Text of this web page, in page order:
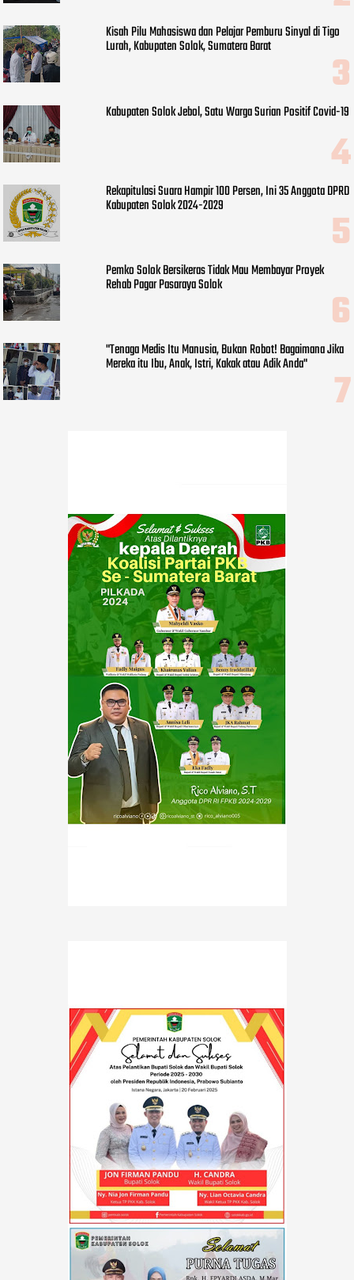
Kisah Pilu Mahasiswa dan Pelajar Pemburu Sinyal di Tigo
Lurah, Kabupaten Solok, Sumatera Barat
Kabupaten Solok Jebol, Satu Warga Surian Positif Covid-19
Rekapitulasi Suara Hampir 100 Persen, Ini 35 Anggota DPRD
Kabupaten Solok 2024-2029
Pemko Solok Bersikeras Tidak Mau Membayar Proyek
Rehab Pagar Pasaraya Solok
"Tenaga Medis Itu Manusia, Bukan Robot! Bagaimana Jika
Mereka itu Ibu, Anak, Istri, Kakak atau Adik Anda"